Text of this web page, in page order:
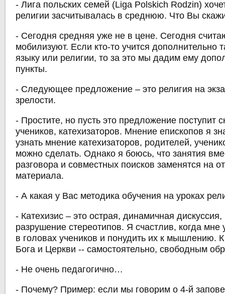
- Лига польских семей (Liga Polskich Rodzin)
религии засчитывалась в среднюю. Что Вы
- Сегодня средняя уже не в цене. Сегодня
мобилизуют. Если кто-то учится дополнительно
языку или религии, то за это мы дадим ему
пункты.
- Следующее предложение – это религия на
зрелости.
- Простите, но пусть это предложение поступит
учеников, катехизаторов. Мнение епископов я
узнать мнение катехизаторов, родителей,
можно сделать. Однако я боюсь, что занятия
разговора и совместных поисков заменятся на
материала.
- А какая у Вас методика обучения на уроках
- Катехизис – это острая, динамичная
разрушение стереотипов. Я счастлив, когда мне
в головах учеников и понудить их к мышлению.
Бога и Церкви -- самостоятельно, свободным
- Не очень педагогично…
- Почему? Пример: если мы говорим о 4-й